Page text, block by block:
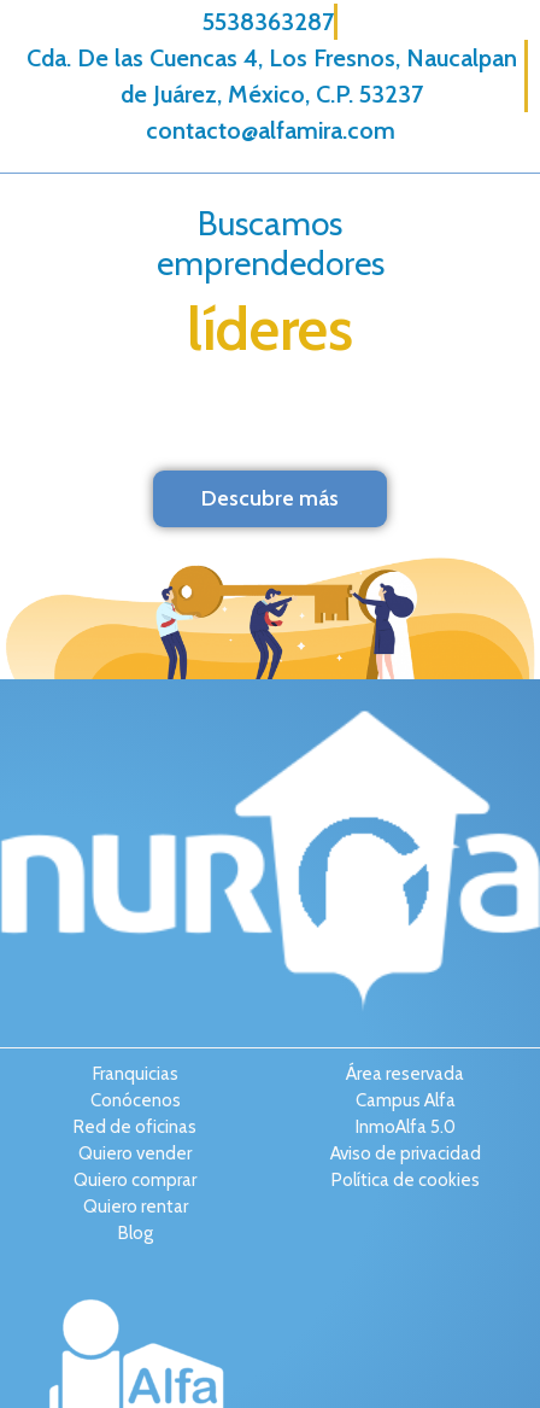
5538363287
Cda. De las Cuencas 4, Los Fresnos, Naucalpan
de Juárez, México, C.P. 53237
contacto@alfamira.com
Buscamos
emprendedores
líderes
Descubre más
Franquicias
Conócenos
Red de oficinas
Quiero vender
Quiero comprar
Quiero rentar
Blog
Área reservada
Campus Alfa
InmoAlfa 5.0
Aviso de privacidad
Política de cookies